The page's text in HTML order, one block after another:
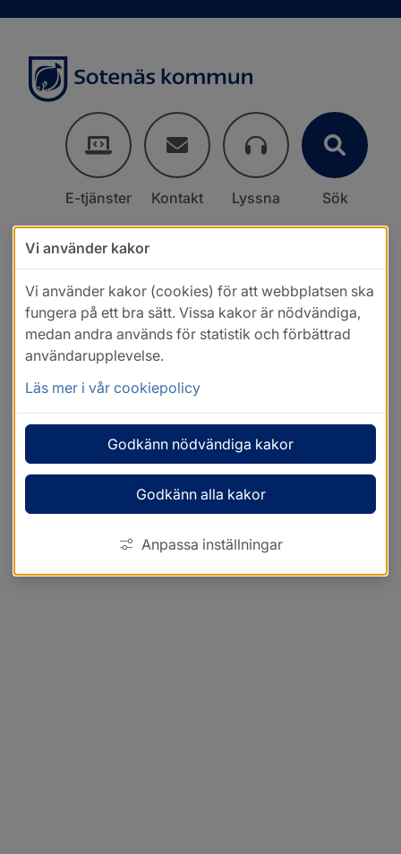
E-tjänster Kontakt Lyssna Sök
Vi använder kakor
Vi använder kakor (cookies) för att webbplatsen ska
fungera på ett bra sätt. Vissa kakor är nödvändiga,
medan andra används för statistik och förbättrad
användarupplevelse.
Läs mer i vår cookiepolicy
Godkänn nödvändiga kakor
Godkänn alla kakor
Anpassa inställningar